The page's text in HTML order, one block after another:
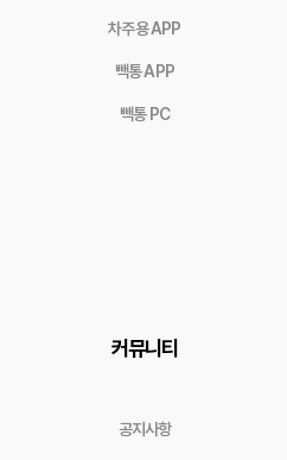
차주용 APP
빽통 APP
빽통 PC
커뮤니티
공지사항